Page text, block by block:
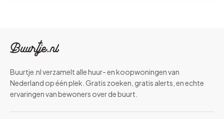
Buurtje.nl verzamelt alle huur- en koopwoningen van
Nederland op één plek. Gratis zoeken, gratis alerts, en echte
ervaringen van bewoners over de buurt.